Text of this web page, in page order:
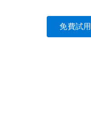
免費試用